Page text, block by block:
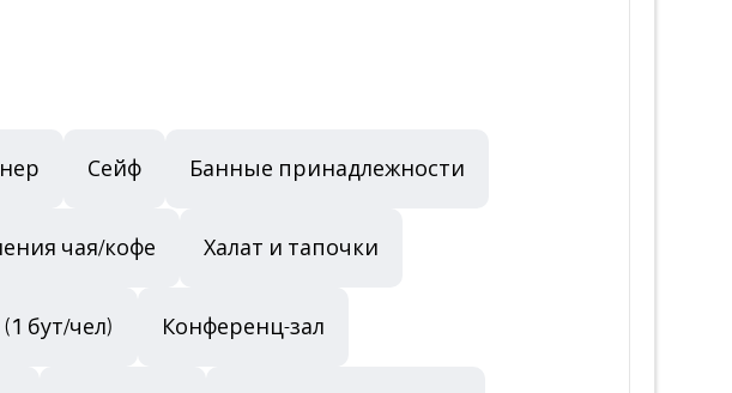
Сейф Банные принадлежности
чая/кофе Халат и тапочки
бут/чел) Конференц-зал